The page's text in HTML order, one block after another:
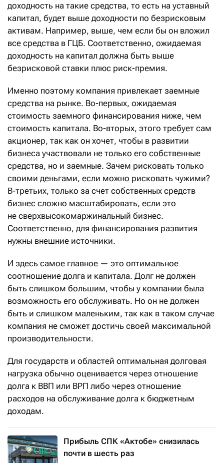
доходность на такие средства, то есть на уставный
капитал, будет выше доходности по безрисковым
активам. Например, выше, чем если бы он вложил
все средства в ГЦБ. Соответственно, ожидаемая
доходность на капитал должна быть выше
безрисковой ставки плюс риск-премия.
Именно поэтому компания привлекает заемные
средства на рынке. Во-первых, ожидаемая
стоимость заемного финансирования ниже, чем
стоимость капитала. Во-вторых, этого требует сам
акционер, так как он хочет, чтобы в развитии
бизнеса участвовали не только его собственные
средства, но и заемные. Зачем рисковать только
своими деньгами, если можно рисковать чужими?
В-третьих, только за счет собственных средств
бизнес сложно масштабировать, если это
не сверхвысокомаржинальный бизнес.
Соответственно, для финансирования развития
нужны внешние источники.
И здесь самое главное — это оптимальное
соотношение долга и капитала. Долг не должен
быть слишком большим, чтобы у компании была
возможность его обслуживать. Но он не должен
быть и слишком маленьким, так как в таком случае
компания не сможет достичь своей максимальной
производительности.
Для государств и областей оптимальная долговая
нагрузка обычно оценивается через отношение
долга к ВВП или ВРП либо через отношение
расходов на обслуживание долга к бюджетным
доходам.
Прибыль СПК «Актобе» снизилась
почти в шесть раз